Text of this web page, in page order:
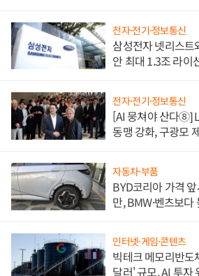
전자·전기·정보통신
삼성전자 넷리스트
안 최대 1.3조 라이
전자·전기·정보통신
[AI 뭉쳐야 산다⑧]
동맹 강화, 구광모
자동차·부품
BYD코리아 가격
만, BMW·벤츠보
인터넷·게임·콘텐츠
빅테크 메모리반도
달러' 규모, AI 투자